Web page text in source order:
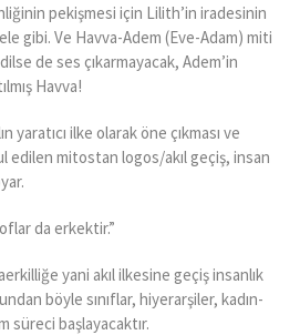
pekişmesi için Lilith’in iradesinin
gibi. Ve Havva-Adem (Eve-Adam) miti
de ses çıkarmayacak, Adem’in
Havva!
yaratıcı ilke olarak öne çıkması ve
edilen mitostan logos/akıl geçiş, insan
da erkektir.”
yani akıl ilkesine geçiş insanlık
böyle sınıflar, hiyerarşiler, kadın-
süreci başlayacaktır.